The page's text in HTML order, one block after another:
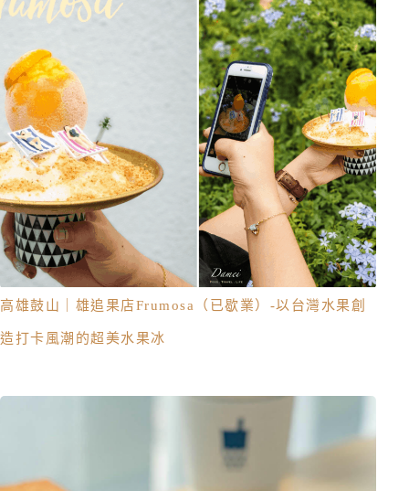
高雄鼓山｜雄追果店Frumosa（已歇業）-以台灣水果創
造打卡風潮的超美水果冰